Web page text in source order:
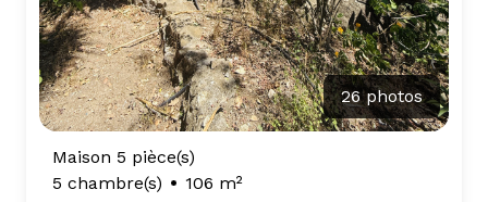
26 photos
Maison 5 pièce(s)
5 chambre(s)
106 m²